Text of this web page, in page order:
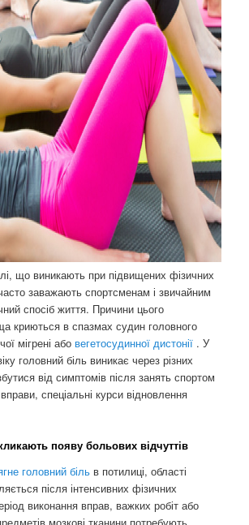
що виникають при підвищених фізичних
заважають спортсменам і звичайним
спосіб життя. Причини цього
криються в спазмах судин головного
мігрені або вегетосудинної дистонії . У
головний біль виникає через різних
від симптомів після занять спортом
спеціальні курси відновлення
появу больових відчуттів
головний біль в потилиці, області
після інтенсивних фізичних
виконання вправ, важких робіт або